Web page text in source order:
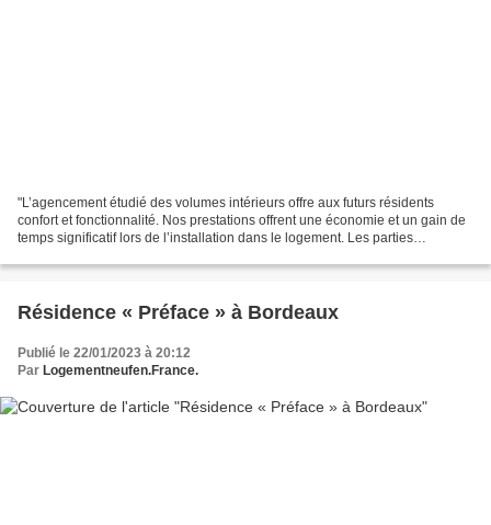
"L’agencement étudié des volumes intérieurs offre aux futurs résidents
confort et fonctionnalité. Nos prestations offrent une économie et un gain de
temps significatif lors de l’installation dans le logement. Les parties
Résidence « Préface » à Bordeaux
Publié le 22/01/2023 à 20:12
Par Logementneufen.France.